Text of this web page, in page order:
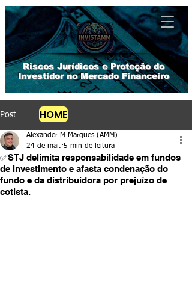
​Riscos Jurídicos e Proteção do
Investidor no Mercado Financeiro
Post
✅STJ delimita responsabilidade em fundos
de investimento e afasta condenação do
fundo e da distribuidora por prejuízo de
cotista.
Alexander M Marques (AMM)
24 de mai. 5 min de leitura
HOME